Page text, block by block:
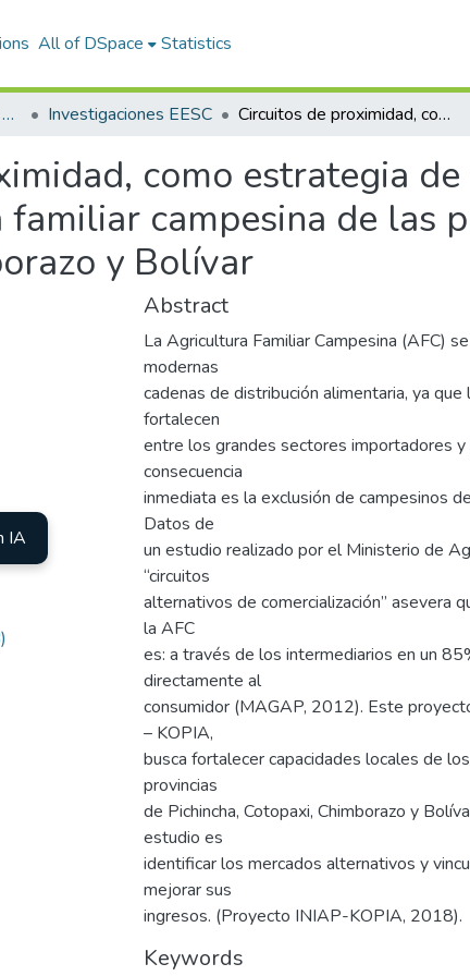
All of DSpace Statistics
1.- Estación Experimental Santa Catalina Investigaciones EESC Circuitos de proximidad, como estrategia de comercialización de papa, en la agricultura familiar campesina de las provincias de Pichincha, Cotopaxi, Chimborazo y Bolívar
como estrategia
campesina de las
y Bolívar
IA
Abstract
La Agricultura Familiar Campesina (AFC)
modernas
cadenas de distribución alimentaria, ya
fortalecen
entre los grandes sectores importadores
consecuencia
inmediata es la exclusión de campesinos
Datos de
un estudio realizado por el Ministerio de
“circuitos
alternativos de comercialización” asevera
la AFC
es: a través de los intermediarios en un
directamente al
consumidor (MAGAP, 2012). Este
– KOPIA,
busca fortalecer capacidades locales de
provincias
de Pichincha, Cotopaxi, Chimborazo y
estudio es
identificar los mercados alternativos y
mejorar sus
ingresos. (Proyecto INIAP-KOPIA, 2018).
Keywords